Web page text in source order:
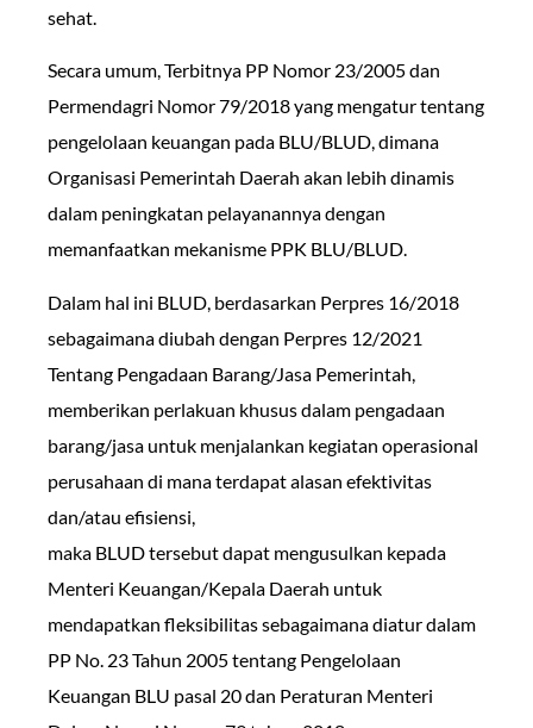
sehat.
Secara umum, Terbitnya PP Nomor 23/2005 dan
Permendagri Nomor 79/2018 yang mengatur tentang
pengelolaan keuangan pada BLU/BLUD, dimana
Organisasi Pemerintah Daerah akan lebih dinamis
dalam peningkatan pelayanannya dengan
memanfaatkan mekanisme PPK BLU/BLUD.
Dalam hal ini BLUD, berdasarkan Perpres 16/2018
sebagaimana diubah dengan Perpres 12/2021
Tentang Pengadaan Barang/Jasa Pemerintah,
memberikan perlakuan khusus dalam pengadaan
barang/jasa untuk menjalankan kegiatan operasional
perusahaan di mana terdapat alasan efektivitas
dan/atau efisiensi,
maka BLUD tersebut dapat mengusulkan kepada
Menteri Keuangan/Kepala Daerah untuk
mendapatkan fleksibilitas sebagaimana diatur dalam
PP No. 23 Tahun 2005 tentang Pengelolaan
Keuangan BLU pasal 20 dan Peraturan Menteri